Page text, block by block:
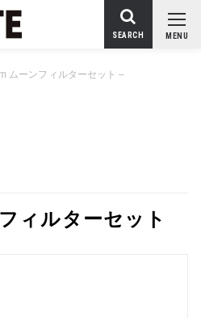
MENU
SEARCH
ムーンフィルターセット –
ィルターセット